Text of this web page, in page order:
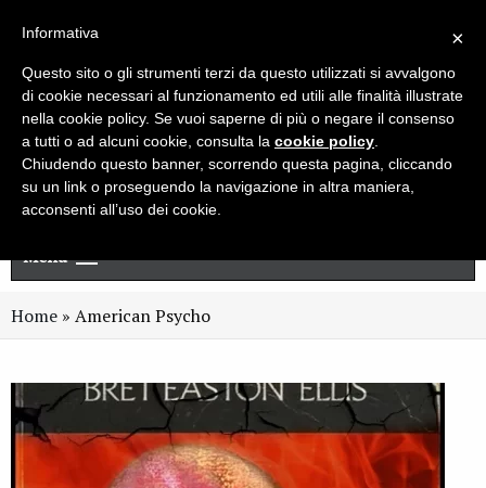
Newsletter
Menu
Home » American Psycho
×
Informativa
Questo sito o gli strumenti terzi da questo utilizzati si avvalgono
di cookie necessari al funzionamento ed utili alle finalità illustrate
nella cookie policy. Se vuoi saperne di più o negare il consenso
a tutti o ad alcuni cookie, consulta la cookie policy
Chiudendo questo banner, scorrendo questa pagina, cliccando
su un link o proseguendo la navigazione in altra maniera,
acconsenti all’uso dei cookie.